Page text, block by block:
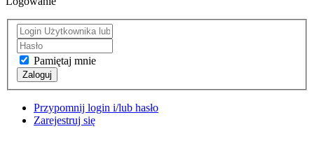
Pamiętaj mnie
Zaloguj
Przypomnij login i/lub hasło
Zarejestruj się